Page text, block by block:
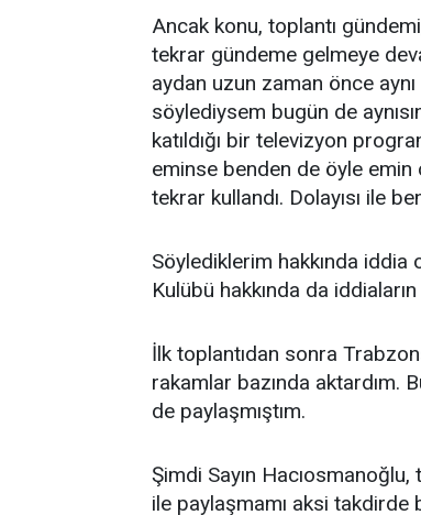
Ancak konu, toplantı
tekrar gündeme gelmeye
aydan uzun zaman önce
söylediysem bugün de
katıldığı bir televizyon
eminse benden de öyle
tekrar kullandı. Dolayısı ile
Söylediklerim hakkında iddia
Kulübü hakkında da
İlk toplantıdan sonra
rakamlar bazında aktardım.
de paylaşmıştım.
Şimdi Sayın
ile paylaşmamı aksi